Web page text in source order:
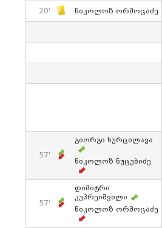
20' Ნიკოლოზ Ორმოცაძე
57'
Გიორგი Ხურცილავა
Ნიკოლოზ Ნუცუბიძე
57'
Დიმიტრი
Კუპრეიშვილი
Ნიკოლოზ Ორმოცაძე